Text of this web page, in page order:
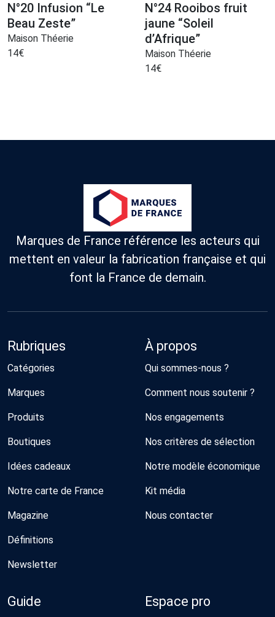
N°20 Infusion “Le
Beau Zeste”
Maison Théerie
14€
N°24 Rooibos fruit
jaune “Soleil
d’Afrique”
Maison Théerie
14€
Marques de France référence les acteurs qui
mettent en valeur la fabrication française et qui
font la France de demain.
Rubriques
Catégories
Marques
Produits
Boutiques
Idées cadeaux
Notre carte de France
Magazine
Définitions
Newsletter
À propos
Qui sommes-nous ?
Comment nous soutenir ?
Nos engagements
Nos critères de sélection
Notre modèle économique
Kit média
Nous contacter
Guide Espace pro